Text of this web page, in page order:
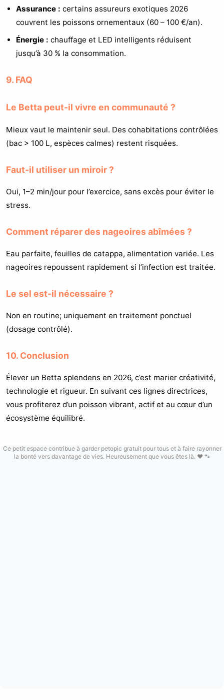
Assurance : certains assureurs exotiques 2026
couvrent les poissons ornementaux (60 – 100 €/an).
Énergie : chauffage et LED intelligents réduisent
jusqu’à 30 % la consommation.
9. FAQ
Le Betta peut-il vivre en communauté ?
Mieux vaut le maintenir seul. Des cohabitations contrôlées
(bac > 100 L, espèces calmes) restent risquées.
Faut-il utiliser un miroir ?
Oui, 1–2 min/jour pour l’exercice, sans excès pour éviter le
stress.
Comment réparer des nageoires abîmées ?
Eau parfaite, feuilles de catappa, alimentation variée. Les
nageoires repoussent rapidement si l’infection est traitée.
Le sel est-il nécessaire ?
Non en routine; uniquement en traitement ponctuel
(dosage contrôlé).
10. Conclusion
Élever un Betta splendens en 2026, c’est marier créativité,
technologie et rigueur. En suivant ces lignes directrices,
vous profiterez d’un poisson vibrant, actif et au cœur d’un
écosystème équilibré.
Ce petit espace contribue à garder petopic gratuit pour tous et à faire rayonner
la bonté vers davantage de vies. Heureusement que vous êtes là. ❤️ 🐾